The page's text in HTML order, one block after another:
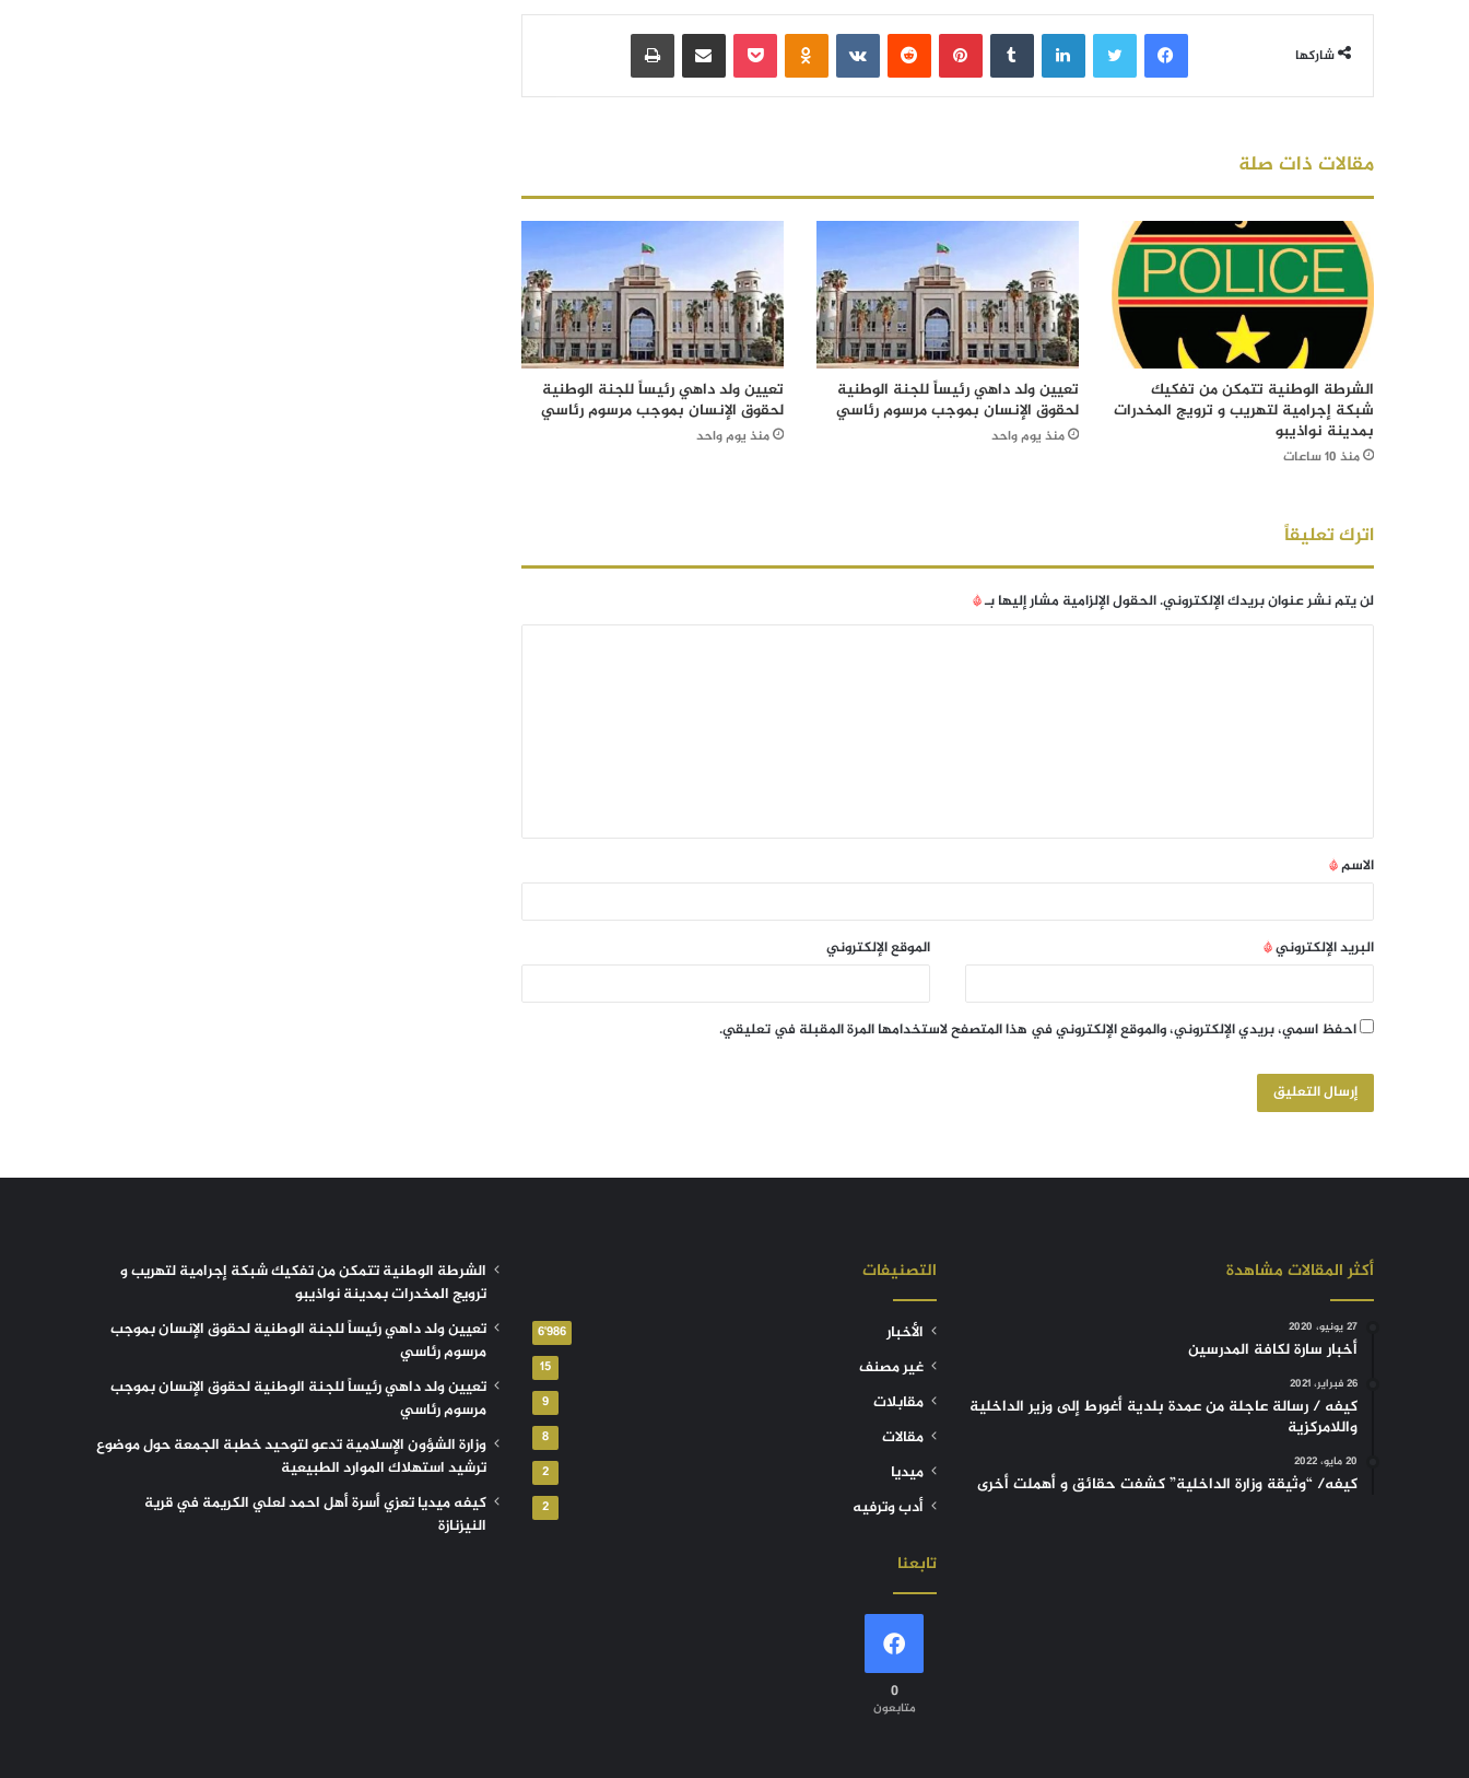
شاركها
فيسبوك لينكدإن بينتيريست بوكيت مشاركة عبر البريد
مقالات ذات صلة
الشرطة الوطنية تتمكن من تفكيك
شبكة إجرامية لتهريب و ترويج المخدرات
بمدينة نواذيبو
منذ 10 ساعات
تعيين ولد داهي رئيساً للجنة الوطنية
لحقوق الإنسان بموجب مرسوم رئاسي
منذ يوم واحد
تعيين ولد داهي رئيساً للجنة الوطنية
لحقوق الإنسان بموجب مرسوم رئاسي
منذ يوم واحد
اترك تعليقاً
لن يتم نشر عنوان بريدك الإلكتروني.الحقول الإلزامية مشار إليها بـ*
الاسم*
البريد الإلكتروني* الموقع الإلكتروني
احفظ اسمي، بريدي الإلكتروني، والموقع الإلكتروني في هذا المتصفح لاستخدامها المرة المقبلة في تعليقي.
أكثر المقالات مشاهدة
27 يونيو، 2020
أخبار سارة لكافة المدرسين
26 فبراير، 2021
كيفه / رسالة عاجلة من عمدة بلدية أغورط إلى وزير الداخلية
واللامركزية
20 مايو، 2022
كيفه/ “وثيقة وزارة الداخلية” كشفت حقائق و أهملت أخرى
التصنيفات
الأخبار 6٬986
غير مصنف 15
مقابلات 9
مقالات 8
ميديا 2
أدب وترفيه 2
تابعنا
0
متابعون
الشرطة الوطنية تتمكن من تفكيك شبكة إجرامية لتهريب و
ترويج المخدرات بمدينة نواذيبو
تعيين ولد داهي رئيساً للجنة الوطنية لحقوق الإنسان بموجب
مرسوم رئاسي
تعيين ولد داهي رئيساً للجنة الوطنية لحقوق الإنسان بموجب
مرسوم رئاسي
وزارة الشؤون الإسلامية تدعو لتوحيد خطبة الجمعة حول موضوع
ترشيد استهلاك الموارد الطبيعية
كيفه ميديا تعزي أسرة أهل احمد لعلي الكريمة في قرية
النيزنازة